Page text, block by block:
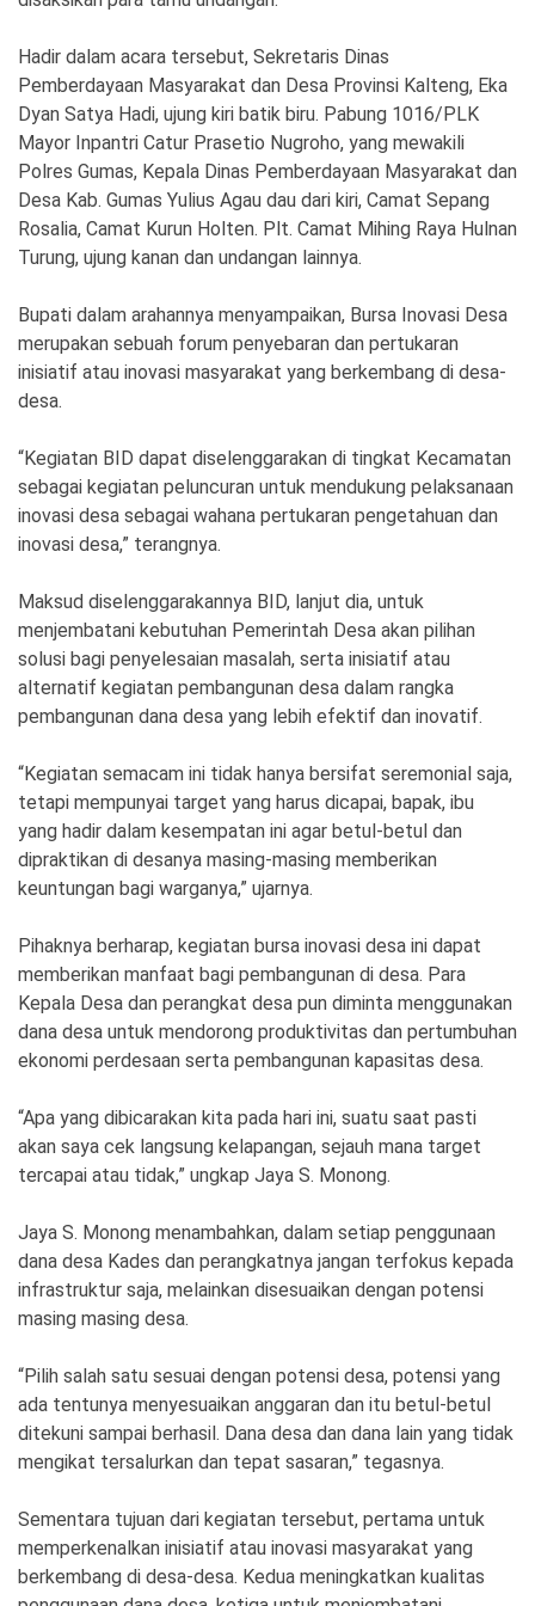
Ekonomi Olahraga
Indeks Birokrasi
©
2026
.
All
Right
Reserve
Hadir dalam acara tersebut, Sekretaris Dinas
Pemberdayaan Masyarakat dan Desa Provinsi Kalteng, Eka
Dyan Satya Hadi, ujung kiri batik biru. Pabung 1016/PLK
Mayor Inpantri Catur Prasetio Nugroho, yang mewakili
Polres Gumas, Kepala Dinas Pemberdayaan Masyarakat dan
Desa Kab. Gumas Yulius Agau dau dari kiri, Camat Sepang
Rosalia, Camat Kurun Holten. Plt. Camat Mihing Raya Hulnan
Turung, ujung kanan dan undangan lainnya.
Bupati dalam arahannya menyampaikan, Bursa Inovasi Desa
merupakan sebuah forum penyebaran dan pertukaran
inisiatif atau inovasi masyarakat yang berkembang di desa-
desa.
“Kegiatan BID dapat diselenggarakan di tingkat Kecamatan
sebagai kegiatan peluncuran untuk mendukung pelaksanaan
inovasi desa sebagai wahana pertukaran pengetahuan dan
inovasi desa,” terangnya.
Maksud diselenggarakannya BID, lanjut dia, untuk
menjembatani kebutuhan Pemerintah Desa akan pilihan
solusi bagi penyelesaian masalah, serta inisiatif atau
alternatif kegiatan pembangunan desa dalam rangka
pembangunan dana desa yang lebih efektif dan inovatif.
“Kegiatan semacam ini tidak hanya bersifat seremonial saja,
tetapi mempunyai target yang harus dicapai, bapak, ibu
yang hadir dalam kesempatan ini agar betul-betul dan
dipraktikan di desanya masing-masing memberikan
keuntungan bagi warganya,” ujarnya.
Pihaknya berharap, kegiatan bursa inovasi desa ini dapat
memberikan manfaat bagi pembangunan di desa. Para
Kepala Desa dan perangkat desa pun diminta menggunakan
dana desa untuk mendorong produktivitas dan pertumbuhan
ekonomi perdesaan serta pembangunan kapasitas desa.
“Apa yang dibicarakan kita pada hari ini, suatu saat pasti
akan saya cek langsung kelapangan, sejauh mana target
tercapai atau tidak,” ungkap Jaya S. Monong.
Jaya S. Monong menambahkan, dalam setiap penggunaan
dana desa Kades dan perangkatnya jangan terfokus kepada
infrastruktur saja, melainkan disesuaikan dengan potensi
masing masing desa.
“Pilih salah satu sesuai dengan potensi desa, potensi yang
ada tentunya menyesuaikan anggaran dan itu betul-betul
ditekuni sampai berhasil. Dana desa dan dana lain yang tidak
mengikat tersalurkan dan tepat sasaran,” tegasnya.
Sementara tujuan dari kegiatan tersebut, pertama untuk
memperkenalkan inisiatif atau inovasi masyarakat yang
berkembang di desa-desa. Kedua meningkatkan kualitas